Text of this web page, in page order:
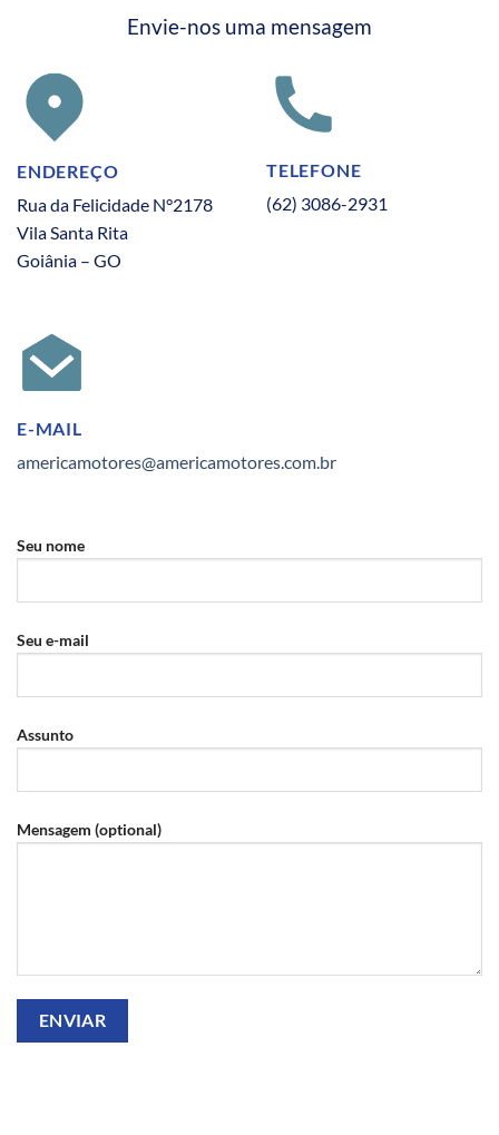
Envie-nos uma mensagem
ENDEREÇO
Rua da Felicidade N°2178
Vila Santa Rita
Goiânia – GO
TELEFONE
(62) 3086-2931
E-MAIL
americamotores@americamotores.com.br
Seu nome
Seu e-mail
Assunto
Mensagem (optional)